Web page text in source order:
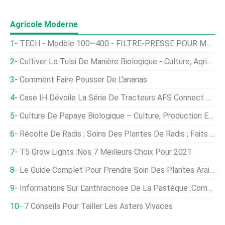
Agricole Moderne
TECH - Modèle 100~400 - FILTRE-PRESSE POUR MOULIN À HUILE DE PALME
Cultiver Le Tulsi De Manière Biologique - Culture, Agriculture
Comment Faire Pousser De L'ananas
Case IH Dévoile La Série De Tracteurs AFS Connect Magnum
Culture De Papaye Biologique – Culture, Production En Inde
Récolte De Radis ; Soins Des Plantes De Radis ; Faits Sur Les Radis
T5 Grow Lights :nos 7 Meilleurs Choix Pour 2021
Le Guide Complet Pour Prendre Soin Des Plantes Araignées
Informations Sur L'anthracnose De La Pastèque :comment Contrôler L'anthracnose De La Pastèque
7 Conseils Pour Tailler Les Asters Vivaces